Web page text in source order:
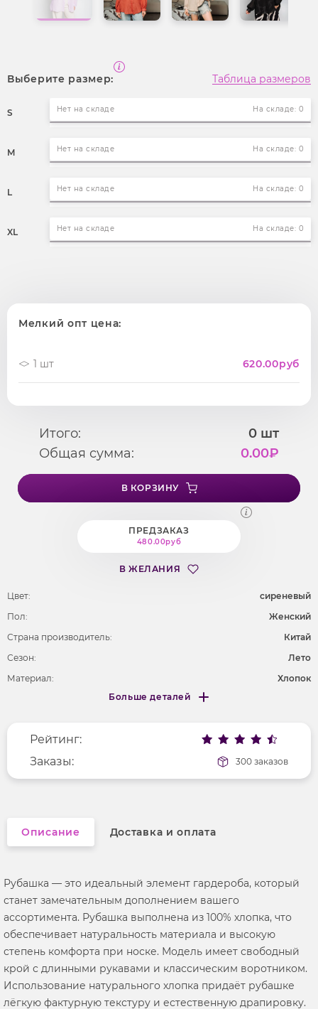
Выберите размер: Таблица размеров
S Нет на складе На складе: 0
M Нет на складе На складе: 0
L Нет на складе На складе: 0
XL Нет на складе На складе: 0
Мелкий опт цена:
1 шт 620.00руб
Итого: 0 шт
Общая сумма:
0.00₽
В КОРЗИНУ
ПРЕДЗАКАЗ
480.00руб
В ЖЕЛАНИЯ
Цвет:
сиреневый
Пол:
Женский
Страна производитель:
Китай
Сезон:
Лето
Материал:
Хлопок
Фактура материала
текстильный
Длина рукава
длинные
Вырез горловины
отложной воротник
Больше деталей
Меньше деталей
Рейтинг:
Заказы:
300 заказов
Описание Доставка и оплата
Рубашка — это идеальный элемент гардероба, который
станет замечательным дополнением вашего
ассортимента. Рубашка выполнена из 100% хлопка, что
обеспечивает натуральность материала и высокую
степень комфорта при носке. Модель имеет свободный
крой с длинными рукавами и классическим воротником.
Использование натурального хлопка придаёт рубашке
лёгкую фактурную текстуру и естественную драпировку.